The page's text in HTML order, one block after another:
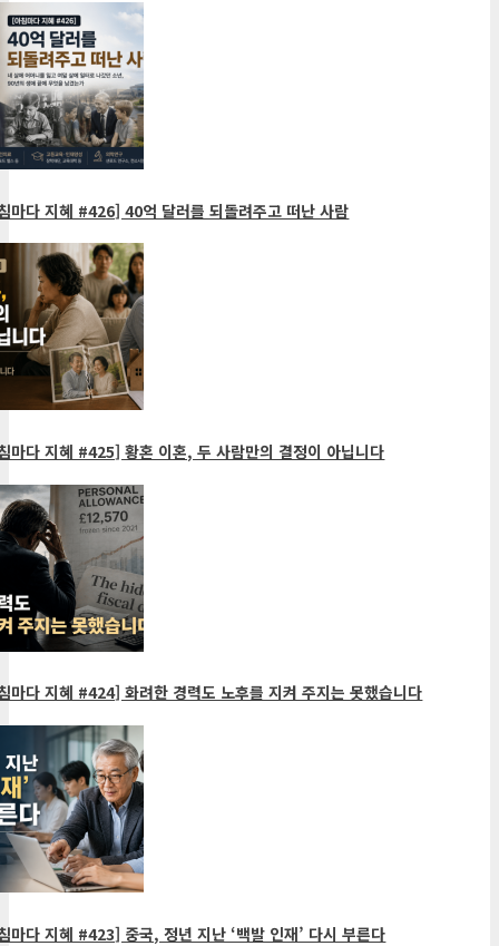
다 지혜 #426] 40억 달러를 되돌려주고 떠난 사람
다 지혜 #425] 황혼 이혼, 두 사람만의 결정이 아닙니다
다 지혜 #424] 화려한 경력도 노후를 지켜 주지는 못했습니다
다 지혜 #423] 중국, 정년 지난 ‘백발 인재’ 다시 부른다